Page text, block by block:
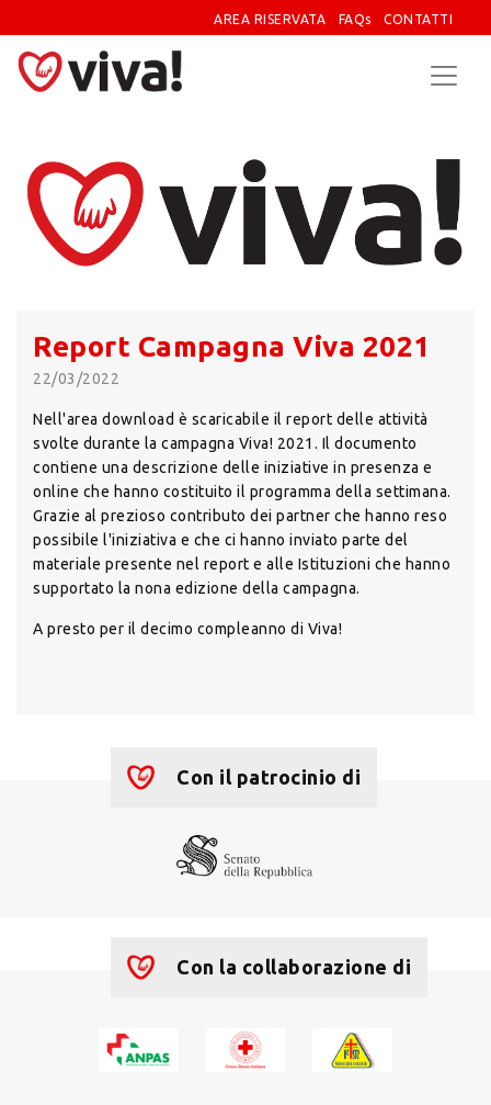
AREA RISERVATA FAQs CONTATTI
Report Campagna Viva 2021
22/03/2022
Nell'area download è scaricabile il report delle attività
svolte durante la campagna Viva! 2021. Il documento
contiene una descrizione delle iniziative in presenza e
online che hanno costituito il programma della settimana.
Grazie al prezioso contributo dei partner che hanno reso
possibile l'iniziativa e che ci hanno inviato parte del
materiale presente nel report e alle Istituzioni che hanno
supportato la nona edizione della campagna.
A presto per il decimo compleanno di Viva!
Con il patrocinio di
Con la collaborazione di